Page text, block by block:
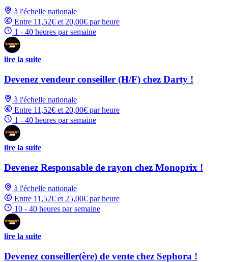
à l'échelle nationale
Entre 11,52€ et 20,00€ par heure
1 - 40 heures par semaine
lire la suite
Devenez vendeur conseiller (H/F) chez Darty !
à l'échelle nationale
Entre 11,52€ et 20,00€ par heure
1 - 40 heures par semaine
lire la suite
Devenez Responsable de rayon chez Monoprix !
à l'échelle nationale
Entre 11,52€ et 25,00€ par heure
10 - 40 heures par semaine
lire la suite
Devenez conseiller(ère) de vente chez Sephora !